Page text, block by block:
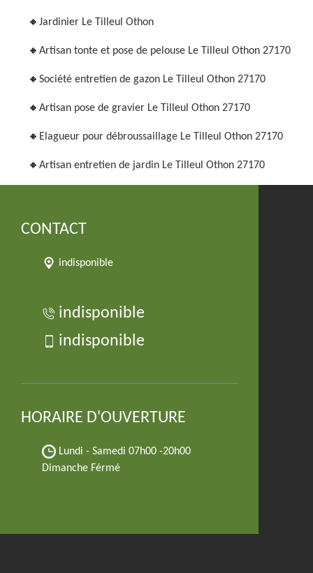
Jardinier Le Tilleul Othon
Artisan tonte et pose de pelouse Le Tilleul Othon 27170
Société entretien de gazon Le Tilleul Othon 27170
Artisan pose de gravier Le Tilleul Othon 27170
Elagueur pour débroussaillage Le Tilleul Othon 27170
Artisan entretien de jardin Le Tilleul Othon 27170
CONTACT
indisponible
indisponible
indisponible
HORAIRE D'OUVERTURE
Lundi - Samedi 07h00 -20h00
Dimanche Férmé